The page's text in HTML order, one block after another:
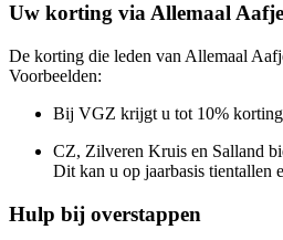
Uw korting via Allemaal Aafje
De korting die leden van Allemaal
Voorbeelden:
Bij VGZ krijgt u tot 10% korting
CZ, Zilveren Kruis en Salland
Dit kan u op jaarbasis tientallen
Hulp bij overstappen